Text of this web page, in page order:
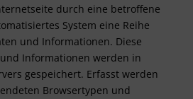
durch eine betroffene
System eine Reihe
und Informationen. Diese
Informationen werden in
gespeichert. Erfasst werden
Browsertypen und